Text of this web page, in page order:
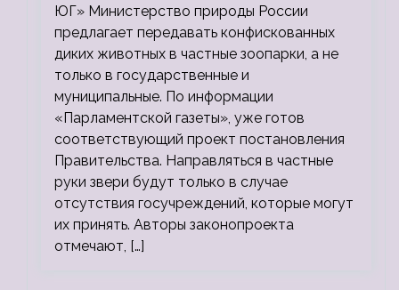
ЮГ» Министерство природы России
предлагает передавать конфискованных
диких животных в частные зоопарки, а не
только в государственные и
муниципальные. По информации
«Парламентской газеты», уже готов
соответствующий проект постановления
Правительства. Направляться в частные
руки звери будут только в случае
отсутствия госучреждений, которые могут
их принять. Авторы законопроекта
отмечают, […]